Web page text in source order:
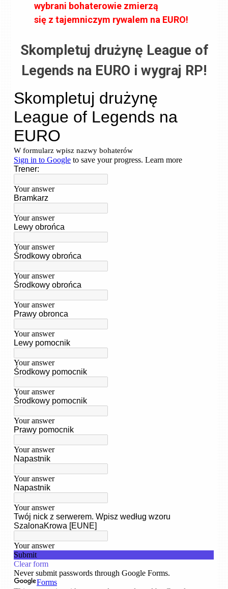
wybrani bohaterowie zmierzą
się z tajemniczym rywalem na EURO!
Skompletuj drużynę League of
Legends na EURO i wygraj RP!